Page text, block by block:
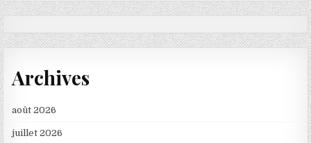
Archives
août 2026
juillet 2026